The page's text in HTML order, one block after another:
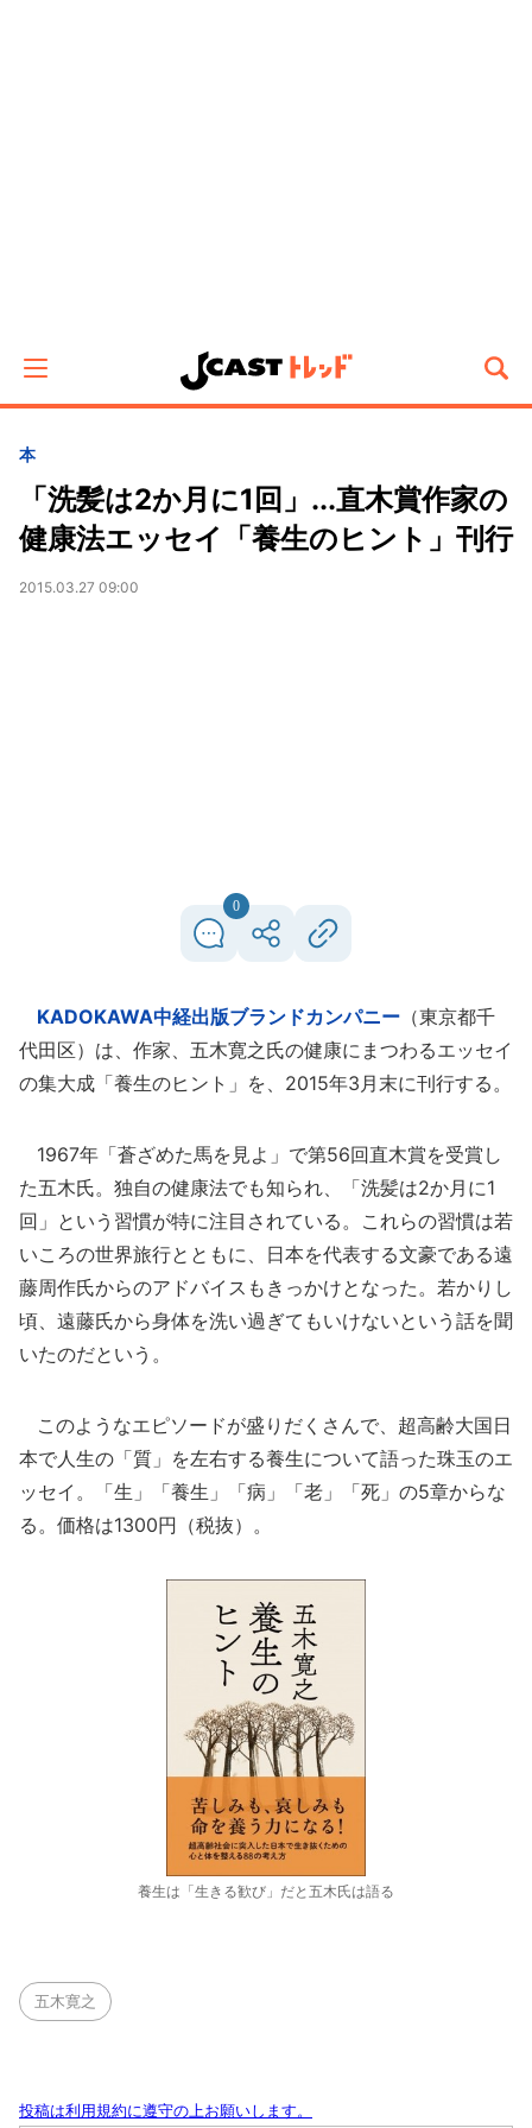
本
「洗髪は2か月に1回」...直木賞作家の
健康法エッセイ「養生のヒント」刊行
2015.03.27 09:00
0
KADOKAWA中経出版ブランドカンパニー （東京都千
代田区）は、作家、五木寛之氏の健康にまつわるエッセイ
の集大成「養生のヒント」を、2015年3月末に刊行する。
1967年「蒼ざめた馬を見よ」で第56回直木賞を受賞し
た五木氏。独自の健康法でも知られ、「洗髪は2か月に1
回」という習慣が特に注目されている。これらの習慣は若
いころの世界旅行とともに、日本を代表する文豪である遠
藤周作氏からのアドバイスもきっかけとなった。若かりし
頃、遠藤氏から身体を洗い過ぎてもいけないという話を聞
いたのだという。
このようなエピソードが盛りだくさんで、超高齢大国日
本で人生の「質」を左右する養生について語った珠玉のエ
ッセイ。「生」「養生」「病」「老」「死」の5章からな
る。価格は1300円（税抜）。
養生は「生きる歓び」だと五木氏は語る
五木寛之